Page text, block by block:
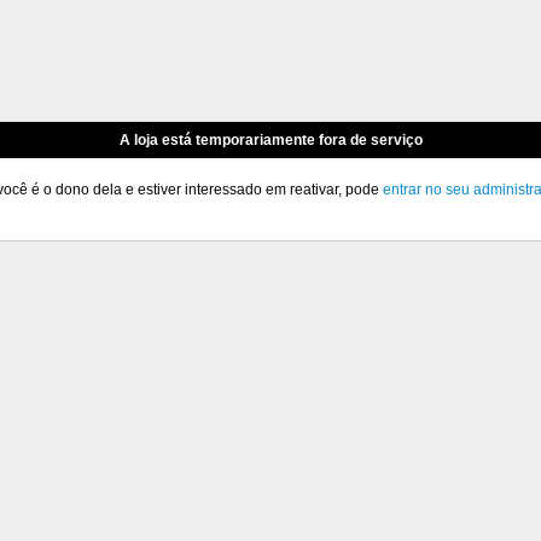
A loja está temporariamente fora de serviço
é o dono dela e estiver interessado em reativar, pode entrar no seu